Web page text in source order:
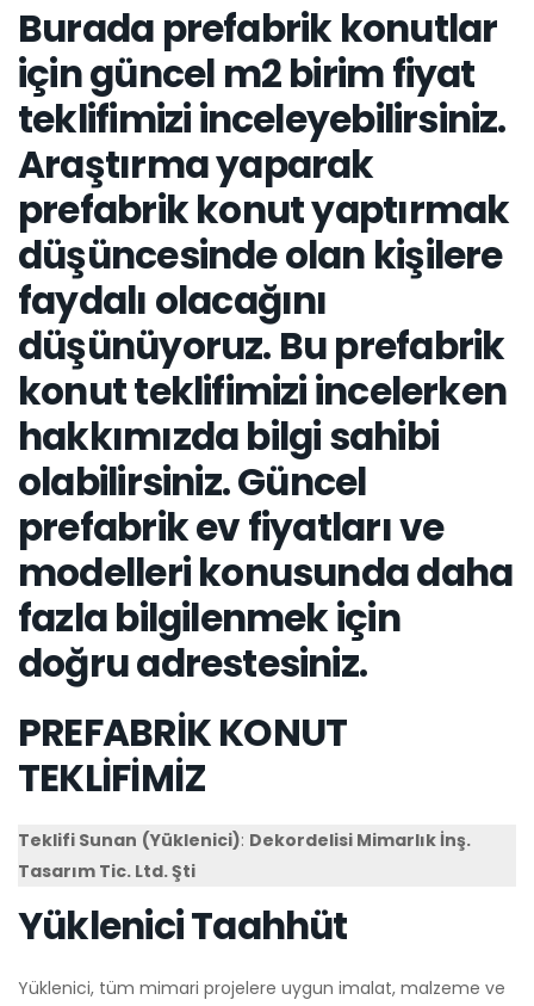
Burada prefabrik konutlar
için güncel m2 birim fiyat
teklifimizi inceleyebilirsiniz.
Araştırma yaparak
prefabrik konut yaptırmak
düşüncesinde olan kişilere
faydalı olacağını
düşünüyoruz. Bu prefabrik
konut teklifimizi incelerken
hakkımızda bilgi sahibi
olabilirsiniz. Güncel
prefabrik ev fiyatları ve
modelleri konusunda daha
fazla bilgilenmek için
doğru adrestesiniz.
PREFABRİK KONUT
TEKLİFİMİZ
Teklifi Sunan (Yüklenici): Dekordelisi Mimarlık İnş.
Tasarım Tic. Ltd. Şti
Yüklenici Taahhüt
Yüklenici, tüm mimari projelere uygun imalat, malzeme ve